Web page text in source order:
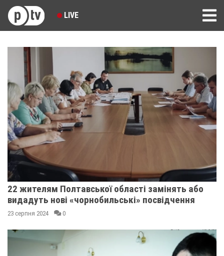
LIVE
22 жителям Полтавської області замінять або
видадуть нові «чорнобильські» посвідчення
23 серпня 2024 0